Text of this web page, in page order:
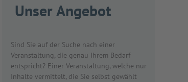
Unser Angebot
Sind Sie auf der Suche nach einer
Veranstaltung, die genau Ihrem Bedarf
entspricht? Einer Veranstaltung, welche nur
Inhalte vermittelt, die Sie selbst gewählt